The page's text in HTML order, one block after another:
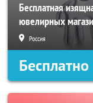
Бесплатная
ювелирных
Россия
Бесплатно